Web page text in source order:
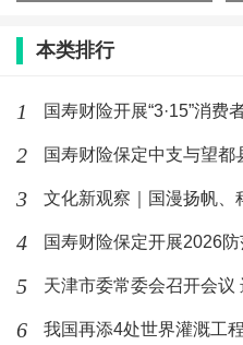
国寿财
本类排行
1 国寿财险开展“3·15”消
2
3
4 国寿财险保定开展2026
5
6 我国再添4处世界灌溉工